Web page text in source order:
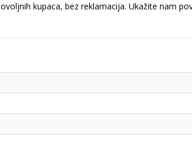
kupaca, bez reklamacija. Ukažite nam